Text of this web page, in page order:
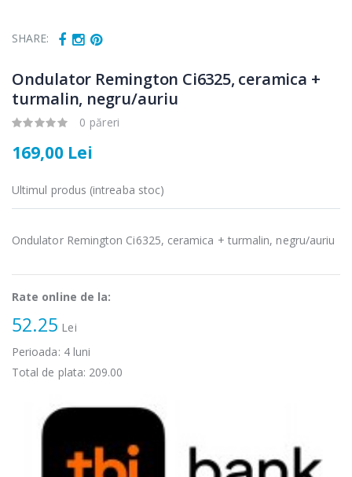
SHARE:
Ondulator Remington Ci6325, ceramica +
turmalin, negru/auriu
0 păreri
169,00 Lei
Ultimul produs (intreaba stoc)
Ondulator Remington Ci6325, ceramica + turmalin, negru/auriu
Rate online de la:
52.25 Lei
Perioada: 4luni
Total de plata: 209.00
-15%
microunde
289,00 Lei
-33%
automat
Heinner ...
799,00 Lei
Fierbator
89,00 Lei
-21%
carne Bosch ...
549,00 Lei
139,00 Lei